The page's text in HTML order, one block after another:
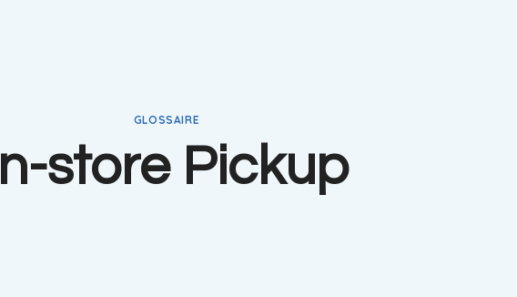
GLOSSAIRE
In-store Pickup